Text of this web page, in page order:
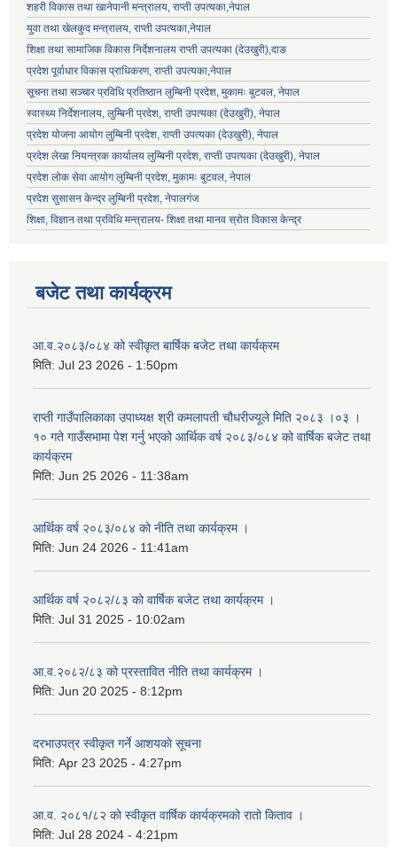
शहरी विकास तथा खानेपानी मन्त्रालय, राप्ती उपत्यका,नेपाल
युवा तथा खेलकुद मन्त्रालय, राप्ती उपत्यका,नेपाल
शिक्षा तथा सामाजिक विकास निर्देशनालय राप्ती उपत्यका (देउखुरी),दाङ
प्रदेश पूर्वाधार विकास प्राधिकरण, राप्ती उपत्यका,नेपाल
सूचना तथा सञ्चार प्रविधि प्रतिष्ठान लुम्बिनी प्रदेश, मुकामः बुटवल, नेपाल
स्वास्थ्य निर्देशनालय, लुम्बिनी प्रदेश, राप्ती उपत्यका (देउखुरी), नेपाल
प्रदेश योजना आयोग लुम्बिनी प्रदेश, राप्ती उपत्यका (देउखुरी), नेपाल
प्रदेश लेखा नियन्त्रक कार्यालय लुम्बिनी प्रदेश, राप्ती उपत्यका (देउखुरी), नेपाल
प्रदेश लोक सेवा आयोग लुम्बिनी प्रदेश, मुकामः बुटवल, नेपाल
प्रदेश सुसासन केन्द्र लुम्बिनी प्रदेश, नेपालगंज
शिक्षा, विज्ञान तथा प्रविधि मन्त्रालय- शिक्षा तथा मानव स्रोत विकास केन्द्र
बजेट तथा कार्यक्रम
आ.व.२०८३/०८४ को स्वीकृत बार्षिक बजेट तथा कार्यक्रम
मिति: Jul 23 2026 - 1:50pm
राप्ती गाउँपालिकाका उपाध्यक्ष श्री कमलापती चौधरीज्यूले मिति २०८३ ।०३ ।
१० गते गाउँसभामा पेश गर्नु भएको आर्थिक वर्ष २०८३/०८४ को वार्षिक बजेट तथा
कार्यक्रम
मिति: Jun 25 2026 - 11:38am
आर्थिक वर्ष २०८३/०८४ को नीति तथा कार्यक्रम ।
मिति: Jun 24 2026 - 11:41am
आर्थिक वर्ष २०८२/८३ को वार्षिक बजेट तथा कार्यक्रम ।
मिति: Jul 31 2025 - 10:02am
आ.व.२०८२/८३ को प्रस्तावित नीति तथा कार्यक्रम ।
मिति: Jun 20 2025 - 8:12pm
दरभाउपत्र स्वीकृत गर्ने आशयकाे सूचना
मिति: Apr 23 2025 - 4:27pm
आ.व. २०८१/८२ को स्वीकृत वार्षिक कार्यक्रमको रातो किताव ।
मिति: Jul 28 2024 - 4:21pm